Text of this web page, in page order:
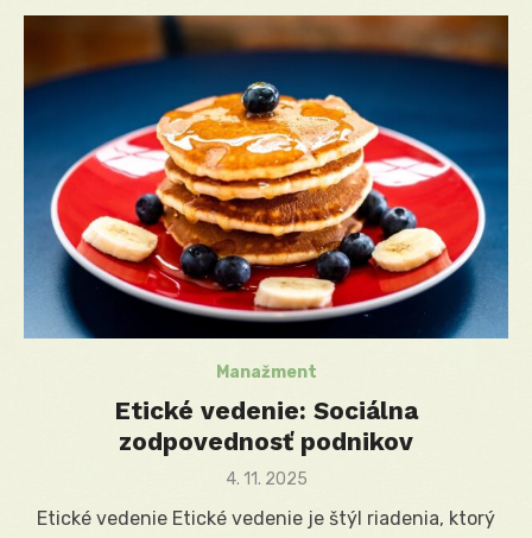
Manažment
Etické vedenie: Sociálna
zodpovednosť podnikov
Posted
4. 11. 2025
Etické vedenie Etické vedenie je štýl riadenia, ktorý